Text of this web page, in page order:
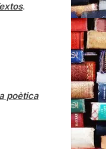
.
poètica